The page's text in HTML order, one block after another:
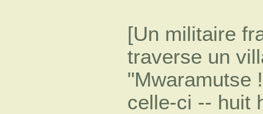
[Un militaire
traverse un
"Mwaramutse
celle-ci -- huit